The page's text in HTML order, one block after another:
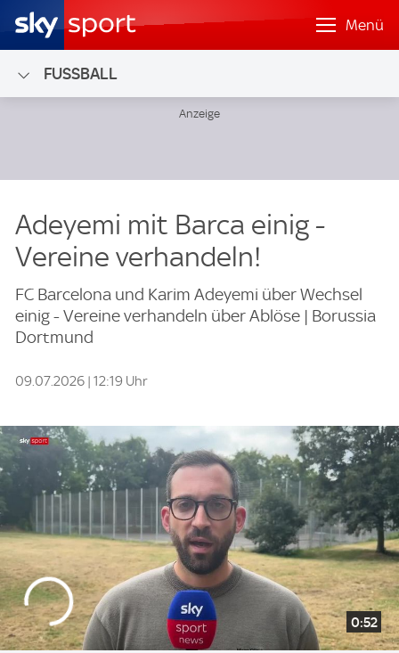
Menü
FUSSBALL
Adeyemi mit Barca einig -
Vereine verhandeln!
FC Barcelona und Karim Adeyemi über Wechsel
einig - Vereine verhandeln über Ablöse | Borussia
Dortmund
09.07.2026 | 12:19 Uhr
0:52